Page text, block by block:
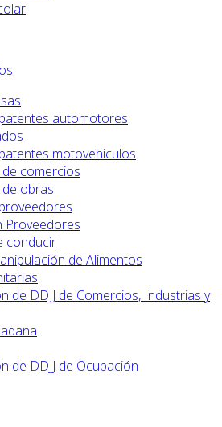
automotores
motovehiculos
comercios
obras
Proveedores
conducir
de Alimentos
de DDJJ de Comercios, Industrias y
de DDJJ de Ocupación